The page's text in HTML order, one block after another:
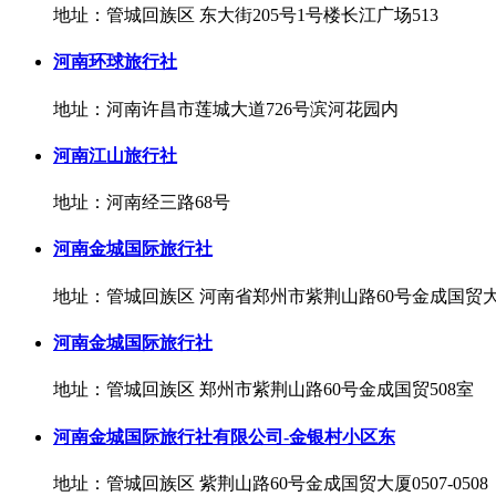
地址：管城回族区 东大街205号1号楼长江广场513
河南环球旅行社
地址：河南许昌市莲城大道726号滨河花园内
河南江山旅行社
地址：河南经三路68号
河南金城国际旅行社
地址：管城回族区 河南省郑州市紫荆山路60号金成国贸
河南金城国际旅行社
地址：管城回族区 郑州市紫荆山路60号金成国贸508室
河南金城国际旅行社有限公司-金银村小区东
地址：管城回族区 紫荆山路60号金成国贸大厦0507-0508